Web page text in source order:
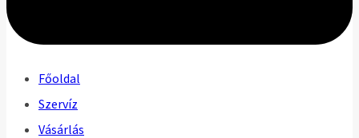
Főoldal
Szervíz
Vásárlás